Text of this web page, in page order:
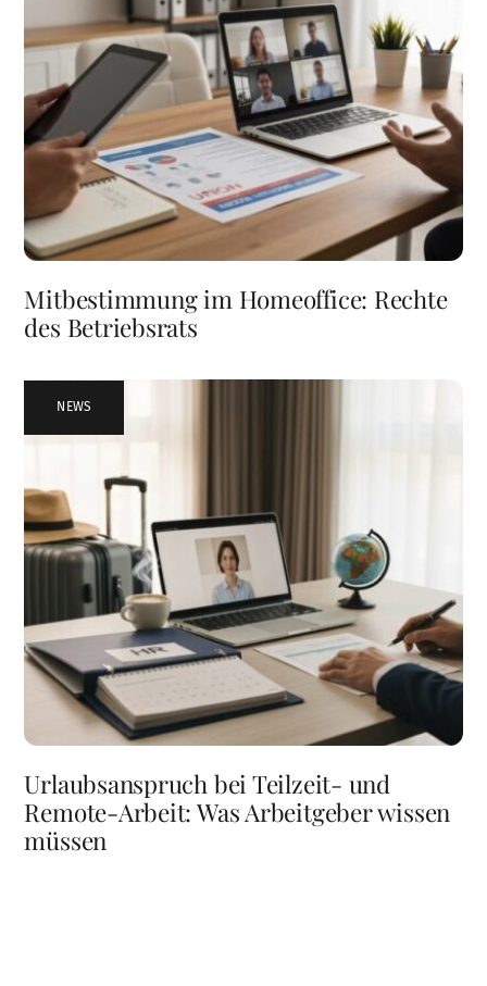
Mitbestimmung im Homeoffice: Rechte
des Betriebsrats
NEWS
Urlaubsanspruch bei Teilzeit- und
Remote-Arbeit: Was Arbeitgeber wissen
müssen